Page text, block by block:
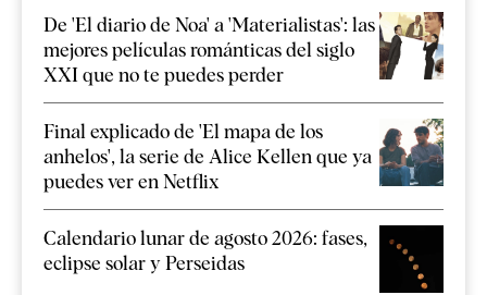
De 'El diario de Noa' a 'Materialistas': las
mejores películas románticas del siglo
XXI que no te puedes perder
Final explicado de 'El mapa de los
anhelos', la serie de Alice Kellen que ya
puedes ver en Netflix
Calendario lunar de agosto 2026: fases,
eclipse solar y Perseidas